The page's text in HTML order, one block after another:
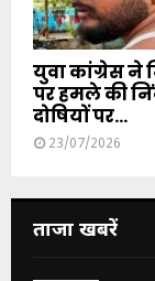
युवा कांग्रेस ने
पर हमले की
दोषियों पर...
23/07/2026
ताजा खबरें